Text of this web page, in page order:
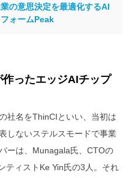
の意思決定を最適化するAI
ォームPeak
ったエッジAIチップ
社名をThinCIといい、当初は
しないステルスモードで事業
ーは、Munagala氏、CTOの
ティストKe Yin氏の3人。それ